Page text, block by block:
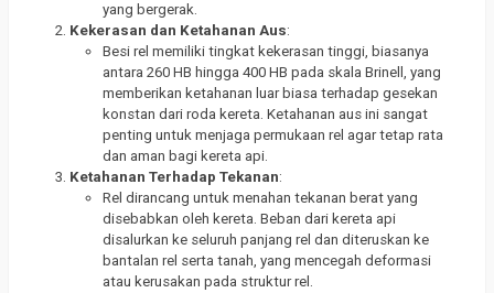
yang bergerak.
Kekerasan dan Ketahanan Aus:
Besi rel memiliki tingkat kekerasan tinggi, biasanya
antara 260 HB hingga 400 HB pada skala Brinell, yang
memberikan ketahanan luar biasa terhadap gesekan
konstan dari roda kereta. Ketahanan aus ini sangat
penting untuk menjaga permukaan rel agar tetap rata
dan aman bagi kereta api.
Ketahanan Terhadap Tekanan:
Rel dirancang untuk menahan tekanan berat yang
disebabkan oleh kereta. Beban dari kereta api
disalurkan ke seluruh panjang rel dan diteruskan ke
bantalan rel serta tanah, yang mencegah deformasi
atau kerusakan pada struktur rel.